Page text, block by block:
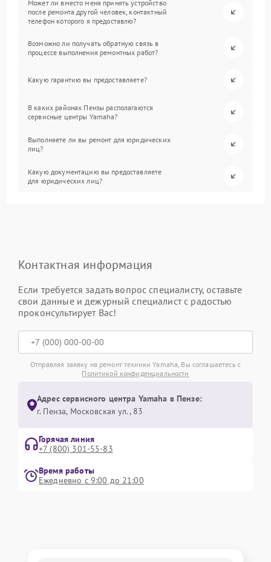
Может ли вместо меня принять устройство
после ремонта другой человек, контактный
телефон которого я предоставлю?
Возможно ли получать обратную связь в
процессе выполнения ремонтных работ?
Какую гарантию вы предоставляете?
В каких районах Пензы располагаются
сервисные центры Yamaha?
Выполняете ли вы ремонт для юридических
лиц?
Какую документацию вы предоставляете
для юридических лиц?
Контактная информация
Если требуется задать вопрос специалисту, оставьте
свои данные и дежурный специалист с радостью
проконсультирует Вас!
Отправляя заявку на ремонт техники Yamaha, Вы соглашаетесь с
Политикой конфиденциальности
Адрес сервисного центра Yamaha в Пензе:
г. Пенза, Московская ул., 83
Горячая линия
+7 (800) 301-55-83
Время работы
Ежедневно с 9:00 до 21:00